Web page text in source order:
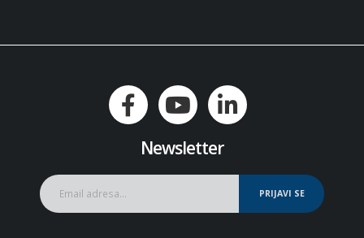
Newsletter
PRIJAVI SE